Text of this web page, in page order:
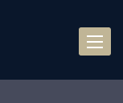
Toggle